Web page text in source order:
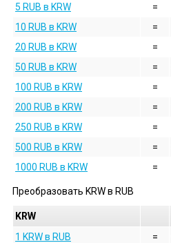
5 RUB в KRW
=
10 RUB в KRW
=
20 RUB в KRW
=
50 RUB в KRW
=
100 RUB в KRW
=
200 RUB в KRW
=
250 RUB в KRW
=
500 RUB в KRW
=
1000 RUB в KRW
=
Преобразовать KRWв RUB
KRW
1 KRW в RUB
=